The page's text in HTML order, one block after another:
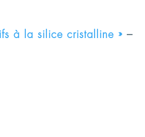
à la silice cristalline » –